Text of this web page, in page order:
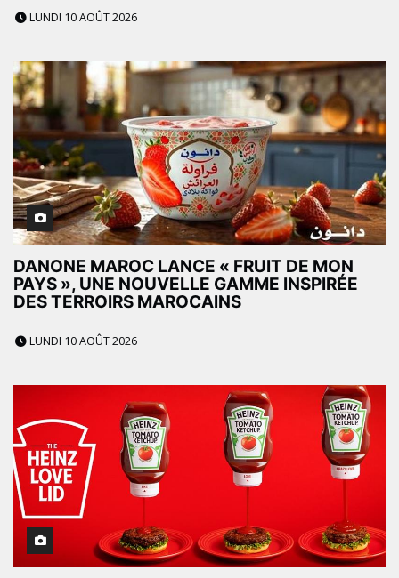
LUNDI 10 AOÛT 2026
DANONE MAROC LANCE « FRUIT DE MON
PAYS », UNE NOUVELLE GAMME INSPIRÉE
DES TERROIRS MAROCAINS
LUNDI 10 AOÛT 2026